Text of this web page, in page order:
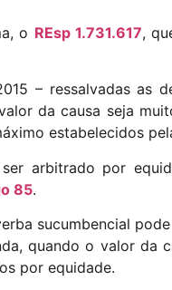
o REsp 1.731.617,
– ressalvadas as
da causa seja
estabelecidos
arbitrado por
85.
sucumbencial
quando o valor da
por equidade.